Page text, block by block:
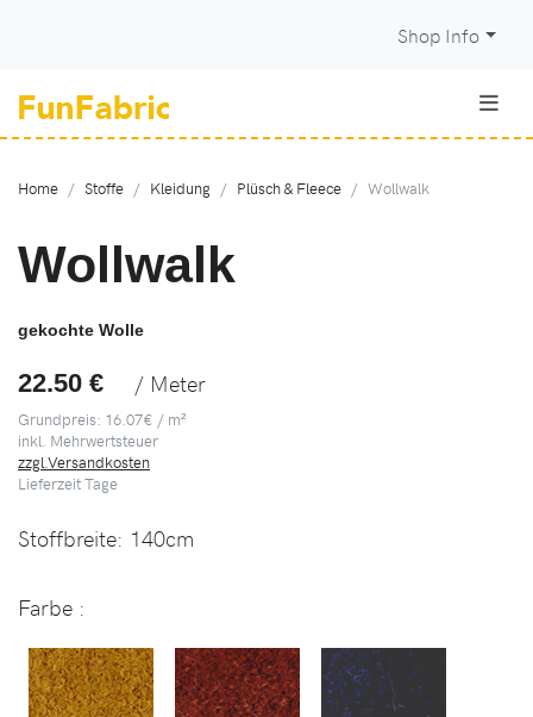
Shop Info
Home Stoffe Kleidung Plüsch & Fleece Wollwalk
Wollwalk
gekochte Wolle
22.50 € / Meter
Grundpreis: 16.07€ / m²
inkl. Mehrwertsteuer
zzgl.Versandkosten
LieferzeitTage
Stoffbreite: 140cm
Farbe :